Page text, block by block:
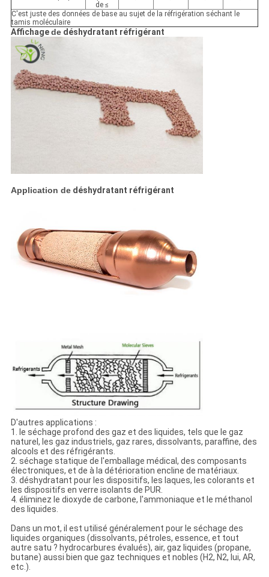
de ≤
C'est juste des données de base au sujet de la réfrigération séchant le
tamis moléculaire
Affichagede déshydratant réfrigérant
Application de déshydratant réfrigérant
D'autres applications :
1. le séchage profond des gaz et des liquides, tels que le gaz
naturel, les gaz industriels, gaz rares, dissolvants, paraffine, des
alcools et des réfrigérants.
2. séchage statique de l'emballage médical, des composants
électroniques, et de à la détérioration encline de matériaux.
3. déshydratant pour les dispositifs, les laques, les colorants et
les dispositifs en verre isolants de PUR.
4. éliminez le dioxyde de carbone, l'ammoniaque et le méthanol
des liquides.
Dans un mot, il est utilisé généralement pour le séchage des
liquides organiques (dissolvants, pétroles, essence, et tout
autre satu ? hydrocarbures évalués), air, gaz liquides (propane,
butane) aussi bien que gaz techniques et nobles (H2, N2, lui, AR,
etc.).